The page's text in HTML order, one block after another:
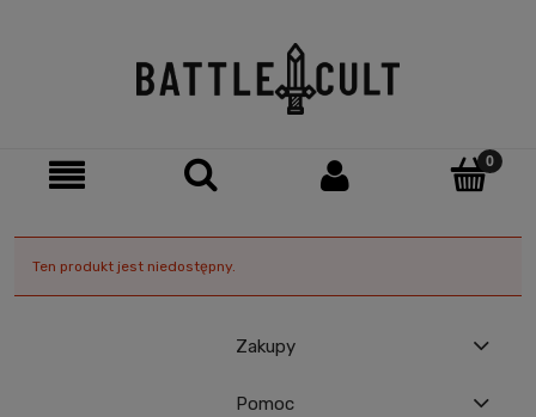
Ten produkt jest niedostępny.
Zakupy
Pomoc